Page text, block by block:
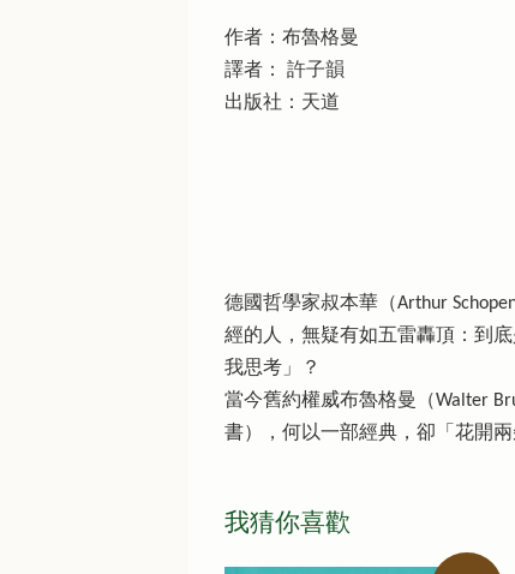
作者：布魯格曼
譯者： 許子韻
出版社：天道
德國哲學家叔本華（Arthur
經的人，無疑有如五雷轟頂：到
我思考」？
當今舊約權威布魯格曼（Walter
書），何以一部經典，卻「花開
我猜你喜歡